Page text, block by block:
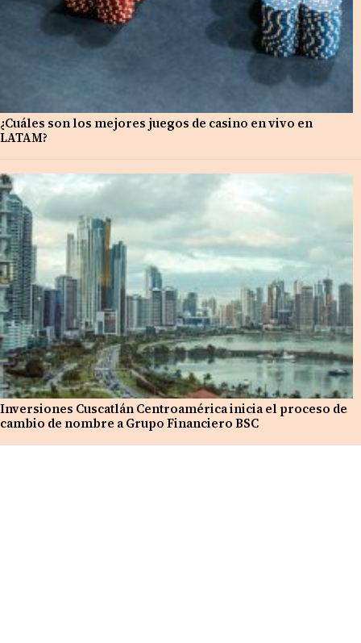
¿Cuáles son los mejores juegos de casino en vivo en
LATAM?
Inversiones Cuscatlán Centroamérica inicia el proceso de
cambio de nombre a Grupo Financiero BSC